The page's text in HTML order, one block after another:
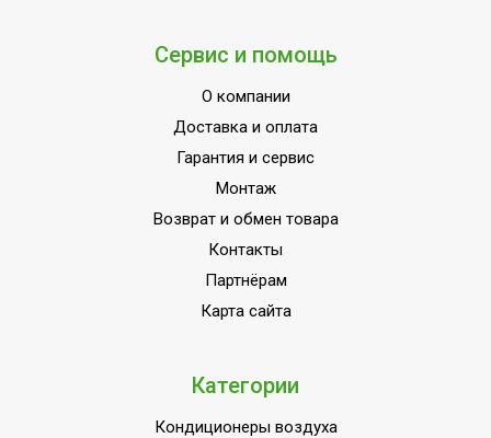
Регулировка температуры
Да (электронный
вращения вентилятора
Ступенчатая
Индикация включения Да
Сервис и помощь
О компании
Доставка и оплата
Гарантия и сервис
Монтаж
Возврат и обмен товара
Контакты
Партнёрам
Карта сайта
Категории
Кондиционеры воздуха